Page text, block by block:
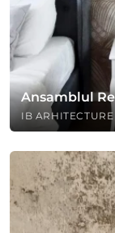
Ansamblul
IB ARHITECTURE